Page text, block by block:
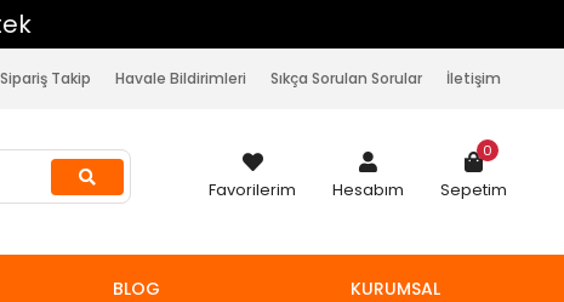
Sipariş Takip Havale Bildirimleri Sıkça Sorulan Sorular İletişim
Favorilerim Hesabım Sepetim
0
BLOG KURUMSAL